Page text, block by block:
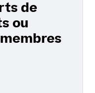
de
ou